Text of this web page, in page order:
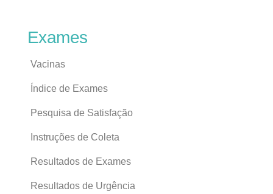
Exames
Vacinas
Índice de Exames
Pesquisa de Satisfação
Instruções de Coleta
Resultados de Exames
Resultados de Urgência